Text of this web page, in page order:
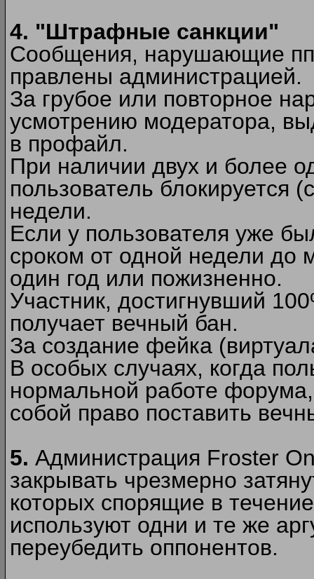
4. "Штрафные санкции"
Сообщения, нарушающие
правлены администрацией.
За грубое или повторное
усмотрению модератора,
в профайл.
При наличии двух и более
пользователь блокируется
недели.
Если у пользователя уже
сроком от одной недели до
один год или пожизненно.
Участник, достигнувший
получает вечный бан.
За создание фейка
В особых случаях, когда
нормальной работе
собой право поставить
5. Администрация Froster
закрывать чрезмерно
которых спорящие в
используют одни и те же
переубедить оппонентов.